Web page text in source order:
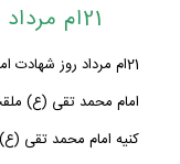
21ام مرداد شهادت امام محمدتقی(ع)
21ام مرداد روز شهادت امام محمد تقی(ع)
امام محمد تقی (ع)
کنیه امام محمد تقی